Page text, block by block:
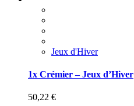
Jeux d'Hiver
1x Crémier – Jeux d’Hiver
50,22 €